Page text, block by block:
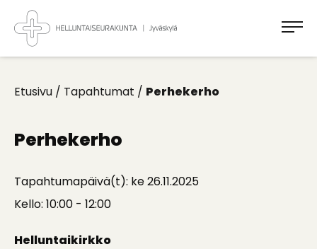
Takaisin
ylös
Jyväskylän
Helluntaiseurakunta
Koti
Etusivu / Tapahtumat / Perhekerho
Perhekerho
Tapahtumapäivä(t): ke 26.11.2025
Kello: 10:00 - 12:00
Helluntaikirkko